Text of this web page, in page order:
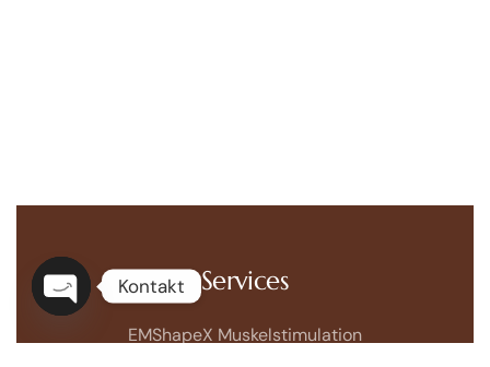
Services
EMShapeX Muskelstimulation
Kontakt
chaty